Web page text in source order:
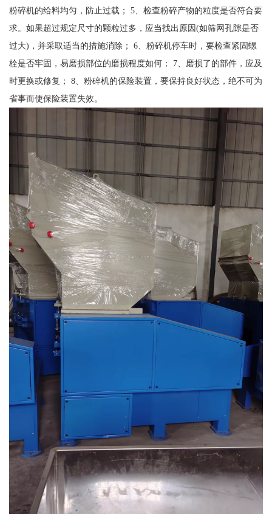
粉碎机的给料均匀，防止过载； 5、检查粉碎产物的粒度是否符合要
求。如果超过规定尺寸的颗粒过多，应当找出原因(如筛网孔隙是否
过大)，并采取适当的措施消除； 6、粉碎机停车时，要检查紧固螺
栓是否牢固，易磨损部位的磨损程度如何； 7、磨损了的部件，应及
时更换或修复； 8、粉碎机的保险装置，要保持良好状态，绝不可为
省事而使保险装置失效。